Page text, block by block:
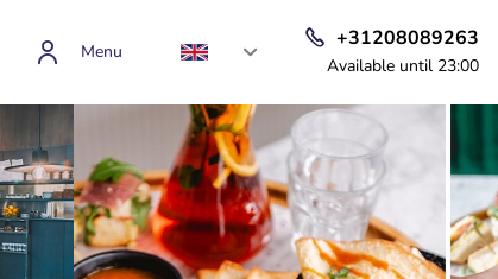
Menu
+31208089263
Available until 23:00